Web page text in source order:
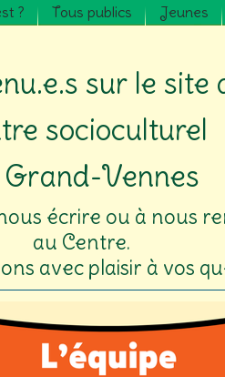
? Tous publics Jeunes
sur le site
socioculturel
Vennes
écrire ou à nous
au Centre.
avec plaisir à vos